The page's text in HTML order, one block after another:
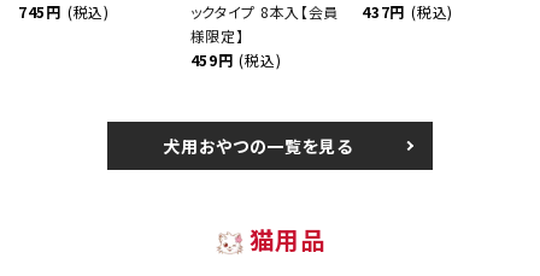
745円 (税込)
ックタイプ 8本入【会員
様限定】
459円 (税込)
437円 (税込)
犬用おやつの一覧を見る
猫用品